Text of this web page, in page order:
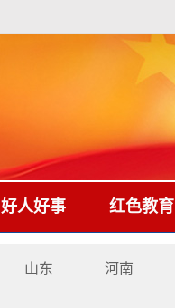
好人好事 红色教育
山东 河南